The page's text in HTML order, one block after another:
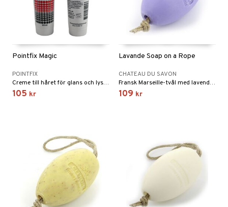
Pointfix Magic
POINTFIX
Creme till håret för glans och lyster
105 kr
Lavande Soap on a Rope
CHATEAU DU SAVON
Fransk Marseille-tvål med lavendeldoft och praktiskt rep – rogivande och vårdande.
109 kr